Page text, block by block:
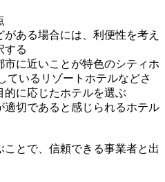
ある場合には、利便性を考え
する
に近いことが特色のシティホ
ているリゾートホテルなどさ
的に応じたホテルを選ぶ
切であると感じられるホテル
とで、信頼できる事業者と出